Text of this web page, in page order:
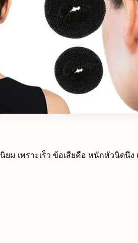
ม เพราะเร็ว ข้อเสียคือ หนักหัวนิดนึ